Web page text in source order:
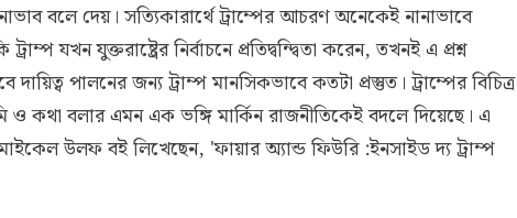
বলে দেয়। সত্যিকারার্থে ট্রাম্পের আচরণ অনেকেই নানাভাবে
যখন যুক্তরাষ্ট্রের নির্বাচনে প্রতিদ্বন্দ্বিতা করেন, তখনই এ প্রশ্ন
দায়িত্ব পালনের জন্য ট্রাম্প মানসিকভাবে কতটা প্রস্তুত। ট্রাম্পের বিচিত্র
ও কথা বলার এমন এক ভঙ্গি মার্কিন রাজনীতিকেই বদলে দিয়েছে। এ
মাইকেল উলফ বই লিখেছেন, 'ফায়ার অ্যান্ড ফিউরি :ইনসাইড দ্য ট্রাম্প